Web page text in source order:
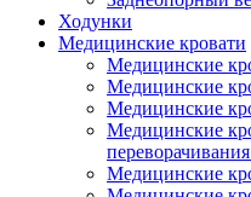
Ходунки
Медицинские кровати
Медицинские
Медицинские
Медицинские
Медицинские
Медицинские